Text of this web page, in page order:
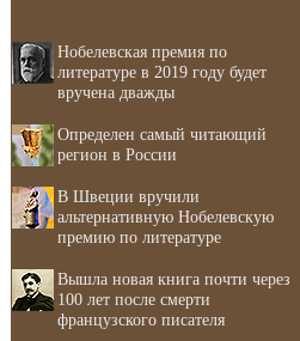
Нобелевская премия по
литературе в 2019 году будет
вручена дважды
Определен самый читающий
регион в России
В Швеции вручили
альтернативную Нобелевскую
премию по литературе
Вышла новая книга почти через
100 лет после смерти
французского писателя